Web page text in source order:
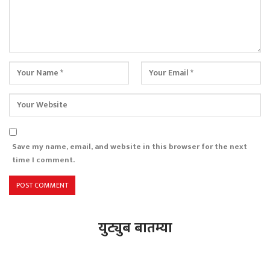
Save my name, email, and website in this browser for the next
time I comment.
युट्युब बातम्या